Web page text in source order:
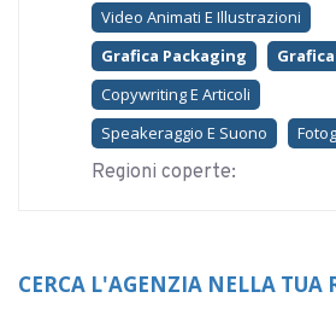
Video Animati E Illustrazioni
Grafica Packaging
Grafica
Copywriting E Articoli
Speakeraggio E Suono
Regioni coperte:
CERCA L'AGENZIA NELLA TUA